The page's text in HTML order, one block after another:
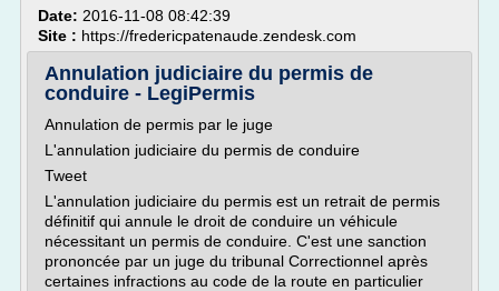
Date: 2016-11-08 08:42:39
Site : https://fredericpatenaude.zendesk.com
Annulation judiciaire du permis de
conduire - LegiPermis
Annulation de permis par le juge
L'annulation judiciaire du permis de conduire
Tweet
L'annulation judiciaire du permis est un retrait de permis
définitif qui annule le droit de conduire un véhicule
nécessitant un permis de conduire. C'est une sanction
prononcée par un juge du tribunal Correctionnel après
certaines infractions au code de la route en particulier